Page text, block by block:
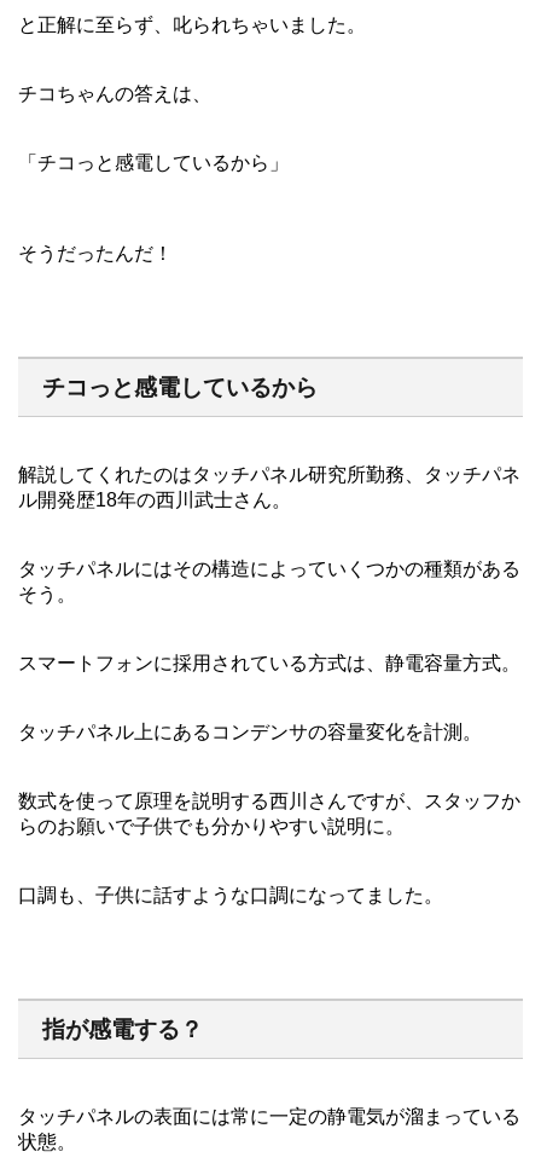
と正解に至らず、叱られちゃいました。
チコちゃんの答えは、
「チコっと感電しているから」
そうだったんだ！
チコっと感電しているから
解説してくれたのはタッチパネル研究所勤務、タッチパネ
ル開発歴18年の西川武士さん。
タッチパネルにはその構造によっていくつかの種類がある
そう。
スマートフォンに採用されている方式は、静電容量方式。
タッチパネル上にあるコンデンサの容量変化を計測。
数式を使って原理を説明する西川さんですが、スタッフか
らのお願いで子供でも分かりやすい説明に。
口調も、子供に話すような口調になってました。
指が感電する？
タッチパネルの表面には常に一定の静電気が溜まっている
状態。